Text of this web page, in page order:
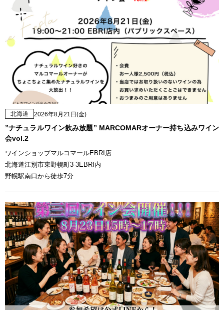
北海道 2026年8月21日(金)
”ナチュラルワイン飲み放題” MARCOMARオーナー持ち込みワイン
会vol.2
ワインショップマルコマールEBRI店
北海道江別市東野幌町3-3EBRI内
野幌駅南口から徒歩7分